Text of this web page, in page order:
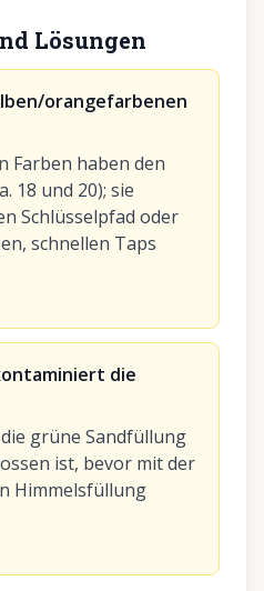
Lösungen
orangefarbenen
Farben haben den
18 und 20); sie
Schlüsselpfad oder
schnellen Taps
die
grüne Sandfüllung
ist, bevor mit der
Himmelsfüllung